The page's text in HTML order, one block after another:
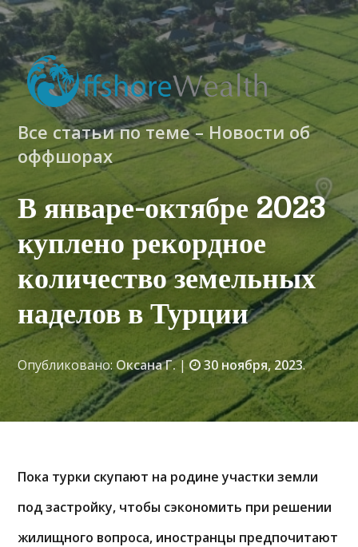
Все статьи по теме – Новости об
оффшорах
В январе-октябре 2023
куплено рекордное
количество земельных
наделов в Турции
Опубликовано: Оксана Г.| 30 ноября, 2023.
Пока турки скупают на родине участки земли
под застройку, чтобы сэкономить при решении
жилищного вопроса, иностранцы предпочитают